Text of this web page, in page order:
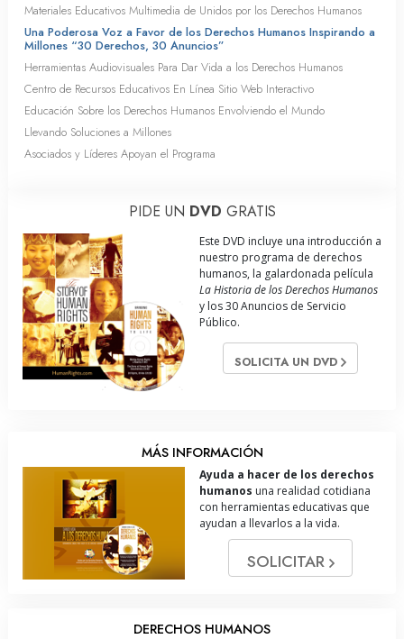
Materiales Educativos Multimedia de Unidos por los Derechos Humanos
Una Poderosa Voz a Favor de los Derechos Humanos Inspirando a
Millones “30 Derechos, 30 Anuncios”
Herramientas Audiovisuales Para Dar Vida a los Derechos Humanos
Centro de Recursos Educativos En Línea Sitio Web Interactivo
Educación Sobre los Derechos Humanos Envolviendo el Mundo
Llevando Soluciones a Millones
Asociados y Líderes Apoyan el Programa
PIDE UN DVD GRATIS
Este DVD incluye una introducción a
nuestro programa de derechos
humanos, la galardonada película
La Historia de los Derechos Humanos
y los 30 Anuncios de Servicio
Público.
SOLICITA UN DVD
MÁS INFORMACIÓN
Ayuda a hacer de los derechos
humanos una realidad cotidiana
con herramientas educativas que
ayudan a llevarlos a la vida.
SOLICITAR
DERECHOS HUMANOS